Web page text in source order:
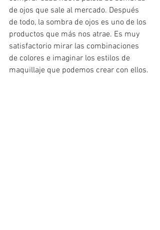
de ojos que sale al mercado. Después
de todo, la sombra de ojos es uno de los
productos que más nos atrae. Es muy
satisfactorio mirar las combinaciones
de colores e imaginar los estilos de
maquillaje que podemos crear con ellos.